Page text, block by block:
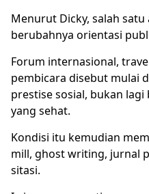
Menurut Dicky, salah
berubahnya orientasi
Forum internasional,
pembicara disebut mulai
prestise sosial, bukan
yang sehat.
Kondisi itu kemudian
mill, ghost writing, jurnal
sitasi.